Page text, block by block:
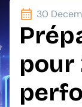
30
pour